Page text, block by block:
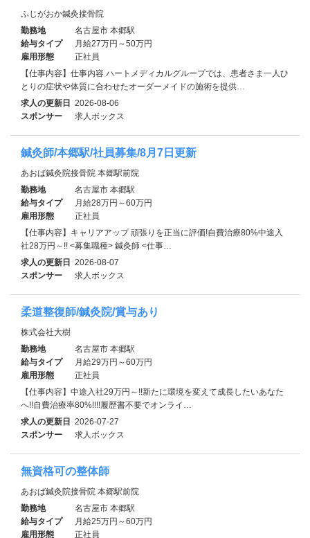
ふじがおか鍼灸接骨院
勤務地
名古屋市 本郷駅
給与タイプ
月給27万円～50万円
雇用形態
正社員
【仕事内容】仕事内容 ハートメディカルグループでは、患者さま一人ひ
とりの症状や体質に合わせたオーダーメイドの施術を提供…
求人の更新日 2026-08-06
スポンサー
求人ボックス
鍼灸師/本郷駅/社員募集/8月7日更新
あおば鍼灸院接骨院 本郷駅前院
勤務地
名古屋市 本郷駅
給与タイプ
月給28万円～60万円
雇用形態
正社員
【仕事内容】キャリアアップ 頑張りを正当に評価!自費治療80%中途入
社28万円～!! <募集職種> 鍼灸師 <仕事…
求人の更新日 2026-08-07
スポンサー
求人ボックス
柔道整復師/鍼灸院/賞与あり
株式会社大樹
勤務地
名古屋市 本郷駅
給与タイプ
月給29万円～60万円
雇用形態
正社員
【仕事内容】中途入社29万円～!!新たに環境を変えて成長したいあなた
へ!!自費治療率80%!!!!履歴書不要でオンライ…
求人の更新日 2026-07-27
スポンサー
求人ボックス
無資格可の整体師
あおば鍼灸院接骨院 本郷駅前院
勤務地
名古屋市 本郷駅
給与タイプ
月給25万円～60万円
雇用形態
正社員